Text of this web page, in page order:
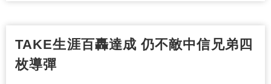
TAKE生涯百轟達成 仍不敵中信兄弟四
枚導彈